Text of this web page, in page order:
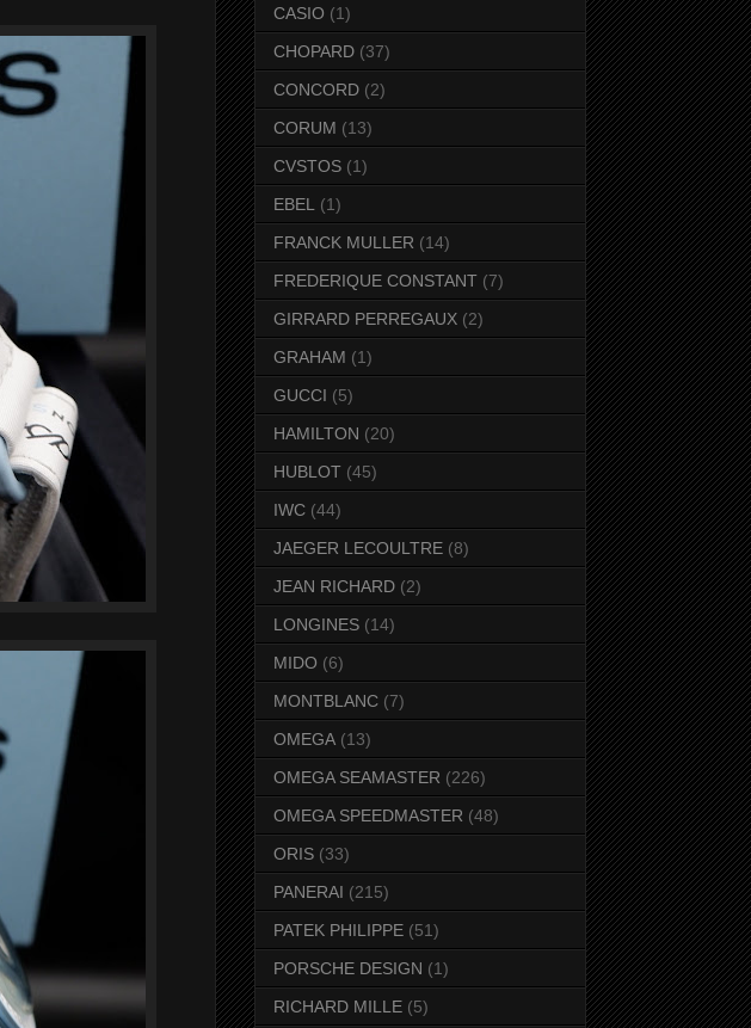
CASIO (1)
CHOPARD (37)
CONCORD (2)
CORUM (13)
CVSTOS (1)
EBEL
(1)
FRANCK MULLER (14)
FREDERIQUE CONSTANT (7)
GIRRARD PERREGAUX (2)
GRAHAM (1)
GUCCI (5)
HAMILTON (20)
HUBLOT (45)
IWC (44)
JAEGER LECOULTRE (8)
JEAN RICHARD (2)
LONGINES (14)
MIDO (6)
MONTBLANC (7)
OMEGA (13)
OMEGA SEAMASTER (226)
OMEGA SPEEDMASTER (48)
ORIS (33)
PANERAI (215)
PATEK PHILIPPE (51)
PORSCHE DESIGN (1)
RICHARD MILLE (5)